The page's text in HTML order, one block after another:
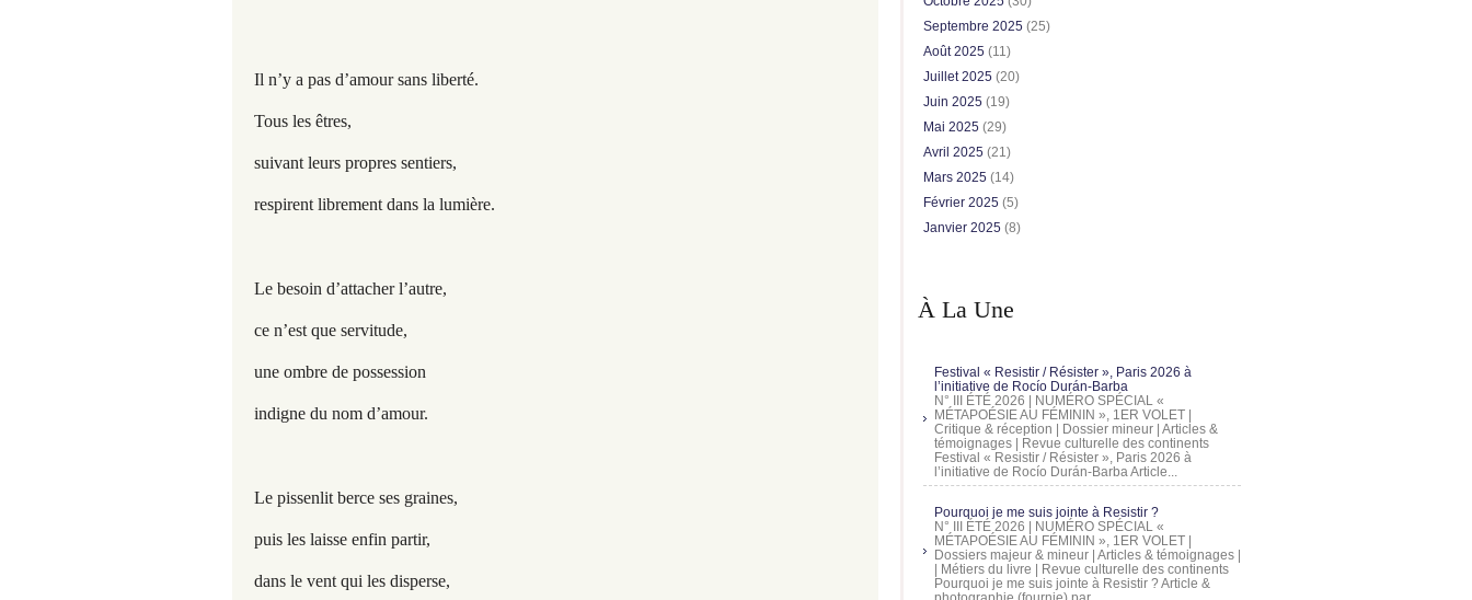
Il n’y a pas d’amour sans liberté.
Tous les êtres,
suivant leurs propres sentiers,
respirent librement dans la lumière.
Le besoin d’attacher l’autre,
ce n’est que servitude,
une ombre de possession
indigne du nom d’amour.
Le pissenlit berce ses graines,
puis les laisse enfin partir,
dans le vent qui les disperse,
Septembre 2025 (25)
Août 2025 (11)
Juillet 2025 (20)
Juin 2025 (19)
Mai 2025 (29)
Avril 2025 (21)
Mars 2025 (14)
Février 2025 (5)
Janvier 2025 (8)
À La Une
Festival « Resistir / Résister », Paris 2026 à
l’initiative de Rocío Durán-Barba
N° III ÉTÉ 2026 | NUMÉRO SPÉCIAL «
MÉTAPOÉSIE AU FÉMININ », 1ER VOLET |
Critique & réception | Dossier mineur | Articles &
témoignages | Revue culturelle des continents
Festival « Resistir / Résister », Paris 2026 à
l’initiative de Rocío Durán-Barba Article...
Pourquoi je me suis jointe à Resistir ?
N° III ÉTÉ 2026 | NUMÉRO SPÉCIAL «
MÉTAPOÉSIE AU FÉMININ », 1ER VOLET |
Dossiers majeur & mineur | Articles & témoignages |
| Métiers du livre | Revue culturelle des continents
Pourquoi je me suis jointe à Resistir ? Article &